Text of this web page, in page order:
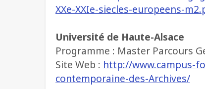
XXe-XXIe-siecles-europeens-
Université de Haute-Alsace
Programme : Master Parcours
Site Web : http://www.campus-
contemporaine-des-Archives/